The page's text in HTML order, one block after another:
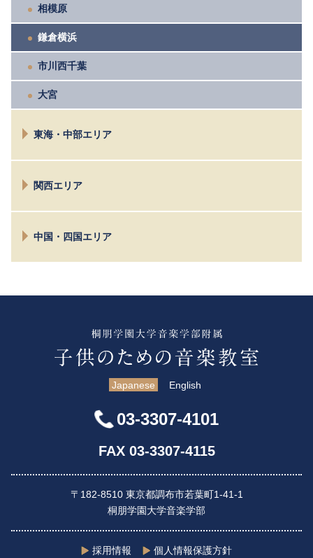
相模原
鎌倉横浜
市川西千葉
大宮
東海・中部エリア
松本
富士
関西エリア
大阪中国・四国エリア
Japanese English
03-3307-4101
FAX 03-3307-4115
〒182-8510 東京都調布市若葉町1-41-1
桐朋学園大学音楽学部
採用情報 個人情報保護方針